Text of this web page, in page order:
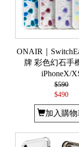
ONAIR｜
牌 彩色幻石手
iPhoneX/
$590
$490
加入購物